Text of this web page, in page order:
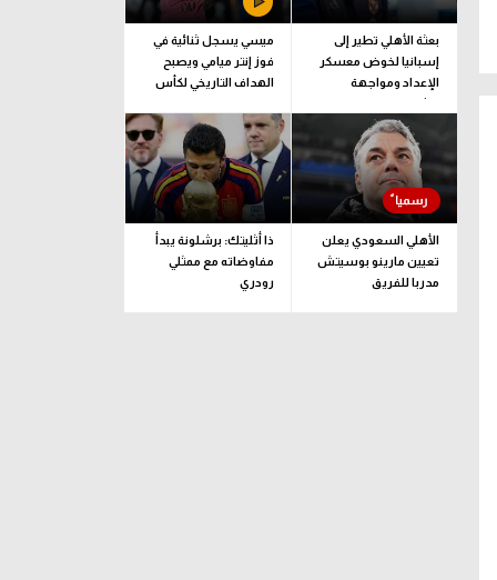
كويز في الجول
فيديو في الجول
بعثة الأهلي تطير إلى
إسبانيا لخوض معسكر
الإعداد ومواجهة
برشلونة
ميسي يسجل ثنائية في
فوز إنتر ميامي ويصبح
الهداف التاريخي لكأس
الأهلي السعودي يعلن
تعيين مارينو بوسيتش
مدربا للفريق
ذا أثليتك: برشلونة يبدأ
مفاوضاته مع ممثلي
رودري